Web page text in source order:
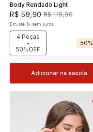
Body Rendado Light
R$ 59 90 R$ 119,90
Em até1x sem juros
4 Peças
-
50%OFF
50%
Adicionar na sacola